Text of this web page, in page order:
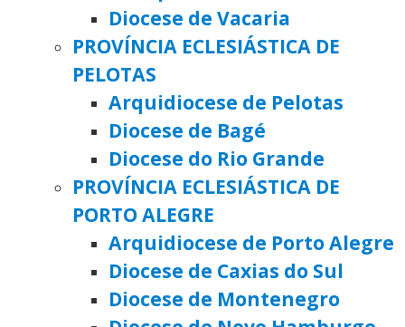
Diocese de Vacaria
PROVÍNCIA ECLESIÁSTICA DE
PELOTAS
Arquidiocese de Pelotas
Diocese de Bagé
Diocese do Rio Grande
PROVÍNCIA ECLESIÁSTICA DE
PORTO ALEGRE
Arquidiocese de Porto Alegre
Diocese de Caxias do Sul
Diocese de Montenegro